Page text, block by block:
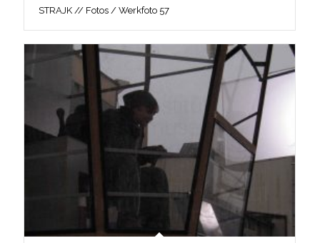
STRAJK // Fotos / Werkfoto 57